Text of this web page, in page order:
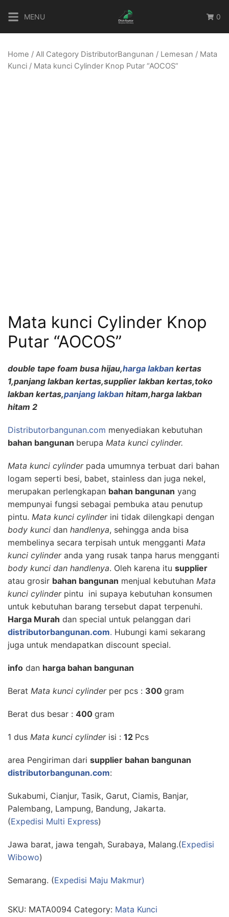
content
MENU 0
Home / All Category DistributorBangunan / Lemesan / Mata
Kunci / Mata kunci Cylinder Knop Putar “AOCOS”
Mata kunci Cylinder Knop
Putar “AOCOS”
double tape foam busa hijau,harga lakban kertas
1,panjang lakban kertas,supplier lakban kertas,toko
lakban kertas,panjang lakban hitam,harga lakban
hitam 2
Distributorbangunan.com menyediakan kebutuhan
bahan bangunan berupa Mata kunci cylinder.
Mata kunci cylinderpada umumnya terbuat dari bahan
logam seperti besi, babet, stainless dan juga nekel,
merupakan perlengkapan bahan bangunan yang
mempunyai fungsi sebagai pembuka atau penutup
pintu. Mata kunci cylinderini tidak dilengkapi dengan
body kunci dan handlenya, sehingga anda bisa
membelinya secara terpisah untuk mengganti Mata
kunci cylinderanda yang rusak tanpa harus mengganti
body kunci dan handlenya. Oleh karena itu supplier
atau grosir bahan bangunan menjual kebutuhan Mata
kunci cylinderpintu ini supaya kebutuhan konsumen
untuk kebutuhan barang tersebut dapat terpenuhi.
Harga Murah dan special untuk pelanggan dari
distributorbangunan.com. Hubungi kami sekarang
juga untuk mendapatkan discount special.
info dan harga bahan bangunan
Berat Mata kunci cylinderper pcs : 300 gram
Berat dus besar : 400 gram
1 dus Mata kunci cylinderisi : 12 Pcs
area Pengiriman dari supplier bahan bangunan
distributorbangunan.com:
Sukabumi, Cianjur, Tasik, Garut, Ciamis, Banjar,
Palembang, Lampung, Bandung, Jakarta.
(Expedisi Multi Express)
Jawa barat, jawa tengah, Surabaya, Malang.(Expedisi
Wibowo)
Semarang. (Expedisi Maju Makmur)
SKU: MATA0094 Category: Mata Kunci